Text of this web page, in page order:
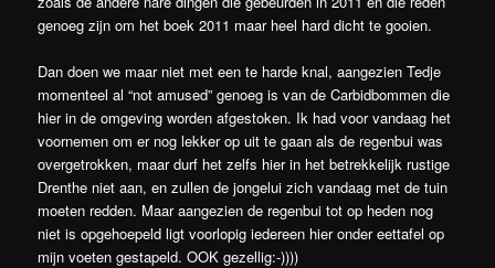
genoeg zijn om het boek 2011 maar heel hard dicht te gooien.
Dan doen we maar niet met een te harde knal, aangezien Tedje
momenteel al “not amused” genoeg is van de Carbidbommen die
hier in de omgeving worden afgestoken. Ik had voor vandaag het
voornemen om er nog lekker op uit te gaan als de regenbui was
overgetrokken, maar durf het zelfs hier in het betrekkelijk rustige
Drenthe niet aan, en zullen de jongelui zich vandaag met de tuin
moeten redden. Maar aangezien de regenbui tot op heden nog
niet is opgehoepeld ligt voorlopig iedereen hier onder eettafel op
mijn voeten gestapeld. OOK gezellig:-))))